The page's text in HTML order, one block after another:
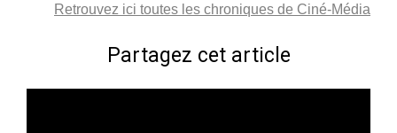
Retrouvez ici toutes les chroniques de Ciné-Média
Partagez cet article